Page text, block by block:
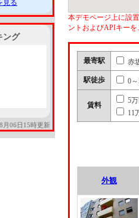
見る
ング
月06日15時更新
本デモページ上に設
ントおよびAPIキー
最寄駅 赤
駅徒歩 0
賃料
5
11
外観